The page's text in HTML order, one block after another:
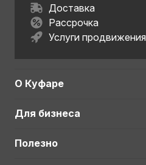
Доставка
Рассрочка
Услуги продвижения
О Куфаре
Для бизнеса
Полезно